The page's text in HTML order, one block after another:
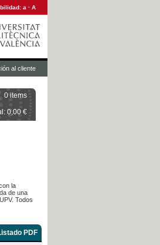
a · A
al cliente
0 items
0,00 €
la
de una
Todos
PDF